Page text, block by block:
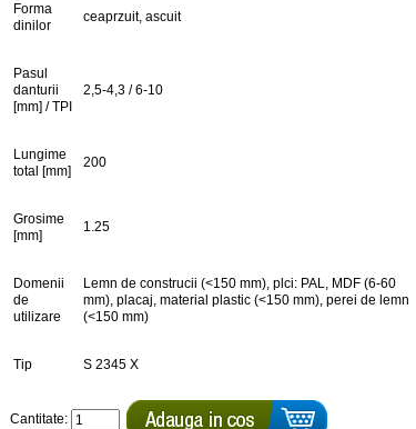
Forma
dinilor
ceaprzuit, ascuit
Pasul
danturii
[mm] / TPI
2,5-4,3 / 6-10
Lungime
total [mm]
200
Grosime
[mm]
1.25
Domenii
de
utilizare
Lemn de construcii (<150 mm), plci: PAL, MDF (6-60
mm), placaj, material plastic (<150 mm), perei de lemn
(<150 mm)
Tip S 2345 X
Cantitate: